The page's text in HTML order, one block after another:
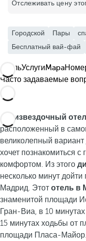
Отслеживать цену
Городской Пары
Бесплатный вай-фай
ОтельУслугиMapa
Часто задаваемые
Пятизвездочный
расположенный в
великолепный
хочет познакомиться
комфортом. Из этого
несколько минут
Мадрид. Этот отель в
знаменитой площади
Гран-Виа, в 10
15 минутах ходьбы от
площади Пласа-Майор.